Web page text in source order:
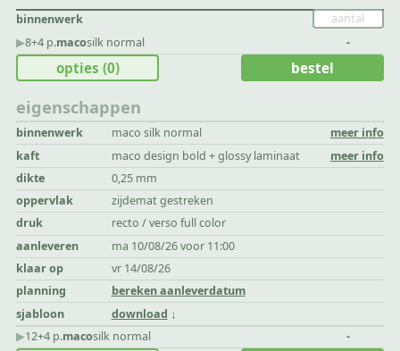
binnenwerk
▶︎8+4 p.macosilk normal -
eigenschappen
binnenwerk maco silk normal
meer info
kaft
maco design bold + glossy laminaat
meer info
dikte
0,25 mm
oppervlak
zijdemat gestreken
druk
recto / verso full color
aanleveren
ma 10/08/26 voor 11:00
klaar op
vr 14/08/26
planning
bereken aanleverdatum
sjabloon
download
opties (0) bestel
▶︎12+4 p.macosilk normal -